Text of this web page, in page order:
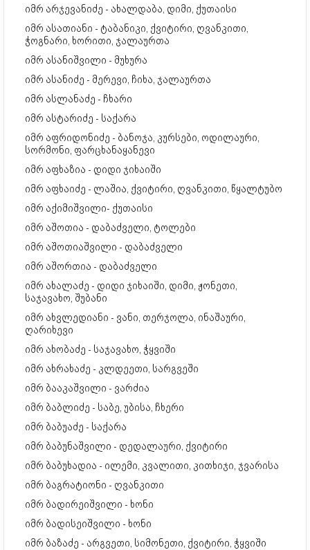
იმრ არჯევანიძე - ახალდაბა, დიმი, ქუთაისი
იმრ ასათიანი - ტაბანიკი, ქვიტირი, ღვანკითი,
ჭოგნარი, ხორითი, ჯალაურთა
იმრ ასანიშვილი - მუხურა
იმრ ასანიძე - მერევი, ჩიხა, ჯალაურთა
იმრ ასლანაძე - ჩხარი
იმრ ასტარიძე - საქარა
იმრ აფრიდონიძე - ბანოჯა, კურსები, ოდილაური,
სორმონი, ფარცხანაყანევი
იმრ აფხაზია - დიდი ჯიხაიში
იმრ აფხაიძე - ლაშია, ქვიტირი, ღვანკითი, წყალტუბო
იმრ აქიმიშვილი- ქუთაისი
იმრ აშოთია - დაბაძველი, ტოლები
იმრ აშოთიაშვილი - დაბაძველი
იმრ აშორთია - დაბაძველი
იმრ ახალაძე - დიდი ჯიხაიში, დიმი, ჟონეთი,
საჯავახო, შუბანი
იმრ ახვლედიანი - ვანი, თერჯოლა, ინაშაური,
ღარიხევი
იმრ ახობაძე - საჯავახო, ჭყვიში
იმრ ახრახაძე - კლდეეთი, სარგვეში
იმრ ბააკაშვილი - ვარძია
იმრ ბაბლიძე - საბე, უბისა, ჩხერი
იმრ ბაბუაძე - საქარა
იმრ ბაბუნაშვილი - დედალაური, ქვიტირი
იმრ ბაბუხადია - ილემი, კვალითი, კითხიჯი, ჯვარისა
იმრ ბაგრატიონი - ღვანკითი
იმრ ბადირეიშვილი - ხონი
იმრ ბადისეიშვილი - ხონი
იმრ ბაზაძე - არგვეთი, სიმონეთი, ქვიტირი, ჭყვიში